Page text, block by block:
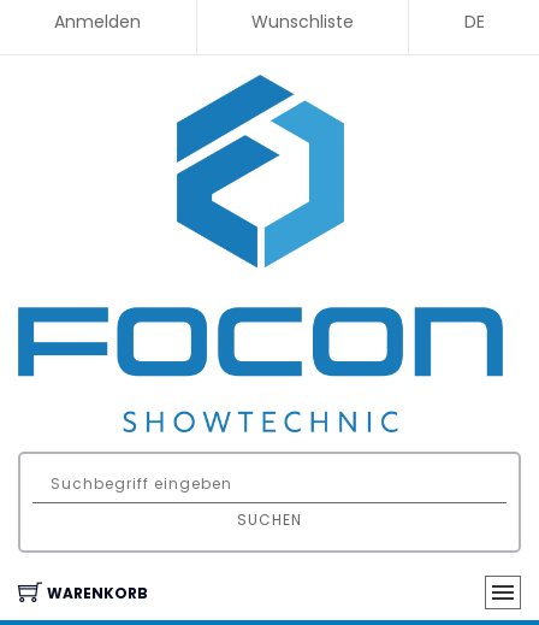
Anmelden Wunschliste DE
SUCHEN
WARENKORB